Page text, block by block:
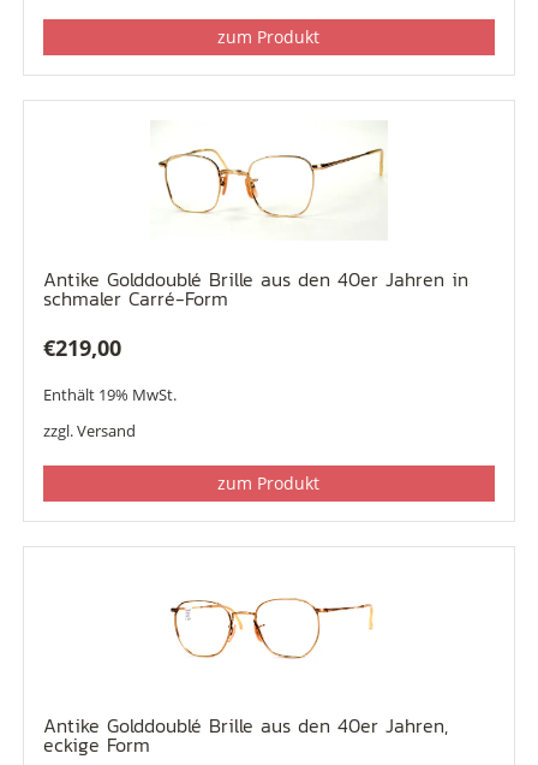
zum Produkt
Antike Golddoublé Brille aus den 40er Jahren in
schmaler Carré-Form
€219,00
Enthält 19% MwSt.
zzgl.Versand
zum Produkt
Antike Golddoublé Brille aus den 40er Jahren,
eckige Form